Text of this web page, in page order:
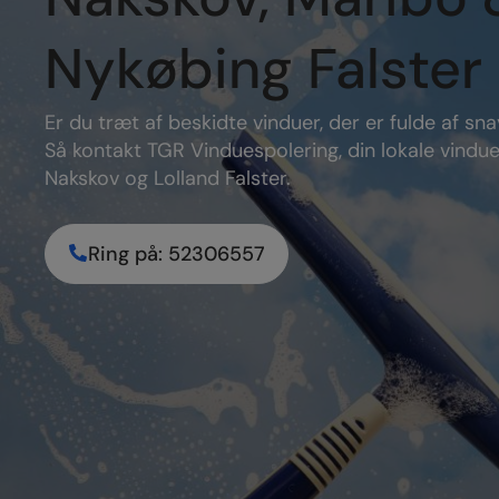
Nykøbing Falster
Er du træt af beskidte vinduer, der er fulde af
Så kontakt TGR Vinduespolering, din lokale
Nakskov og Lolland Falster.
Ring på: 52306557